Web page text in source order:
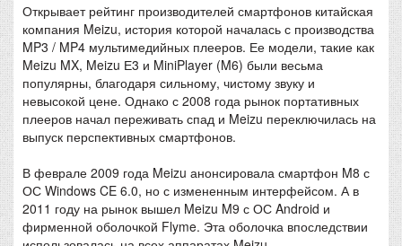
Открывает рейтинг производителей смартфонов китайская
компания Meizu, история которой началась с производства
MP3 / MP4 мультимедийных плееров. Ее модели, такие как
Meizu MX, Meizu Е3 и MiniPlayer (M6) были весьма
популярны, благодаря сильному, чистому звуку и
невысокой цене. Однако с 2008 года рынок портативных
плееров начал переживать спад и Meizu переключилась на
выпуск перспективных смартфонов.
В феврале 2009 года Meizu анонсировала смартфон M8 с
ОС Windows CE 6.0, но с измененным интерфейсом. А в
2011 году на рынок вышел Meizu M9 с ОС Android и
фирменной оболочкой Flyme. Эта оболочка впоследствии